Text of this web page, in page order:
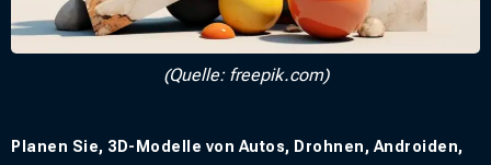
(Quelle: freepik.com)
Planen Sie, 3D-Modelle von Autos, Drohnen, Androiden,